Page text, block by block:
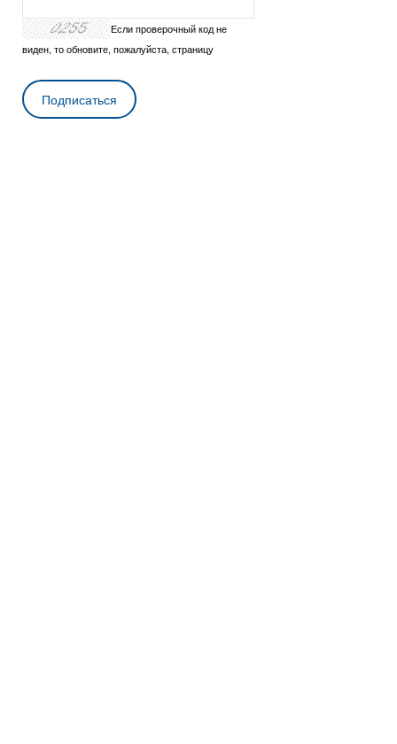
Если проверочный код не
виден, то обновите, пожалуйста, страницу